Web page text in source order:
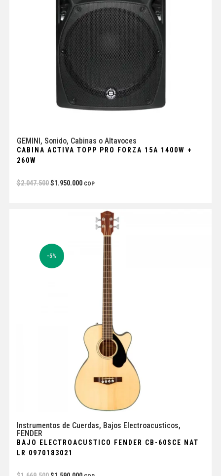
GEMINI , Sonido, Cabinas o Altavoces
CABINA ACTIVA TOPP PRO FORZA 15A 1400W +
260W
$2.047.500 $1.950.000 COP
-5%
Instrumentos de Cuerdas, Bajos Electroacusticos,
FENDER
BAJO ELECTROACUSTICO FENDER CB-60SCE NAT
LR 0970183021